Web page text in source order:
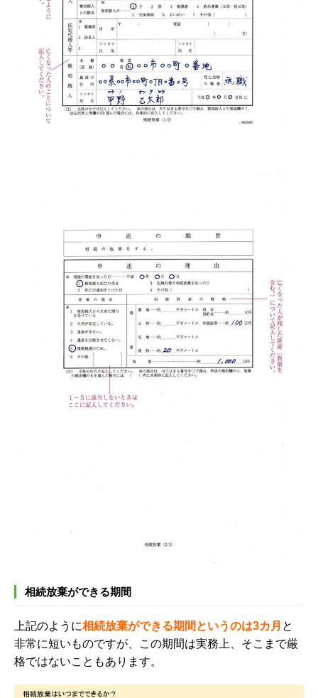
相続放棄ができる期間
上記のように相続放棄ができる期間というのは3カ月 と
非常に短いものですが、この期間は実務上、そこまで厳
格ではないこともあります。